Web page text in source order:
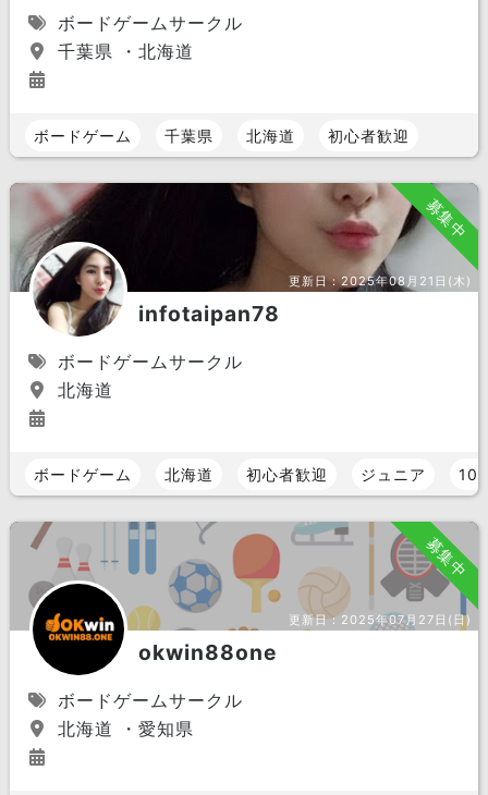
ボードゲームサークル
千葉県 ・北海道
ボードゲーム 千葉県 北海道 初心者歓迎
募集中
更新日：2025年08月21日(木)
infotaipan78
ボードゲームサークル
北海道
ボードゲーム 北海道 初心者歓迎 ジュニア 10
募集中
更新日： 2025年07月27日(日)
okwin88one
ボードゲームサークル
北海道 ・愛知県